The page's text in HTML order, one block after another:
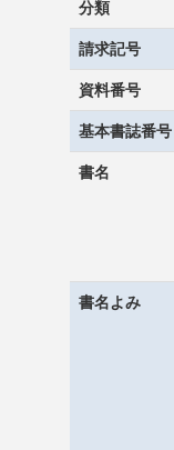
分類
請求記号
資料番号
基本書誌番号
書名
書名よみ